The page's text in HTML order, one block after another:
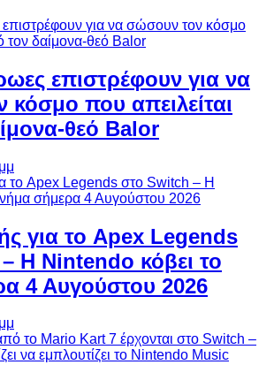
επιστρέφουν για να
που απειλείται
θεό Balor
για το Apex Legends
Η Nintendo κόβει το
4 Αυγούστου 2026